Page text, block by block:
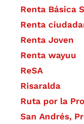
Renta Básica
Renta
Renta Joven
Renta wayuu
ReSA
Risaralda
Ruta por la
San Andrés,